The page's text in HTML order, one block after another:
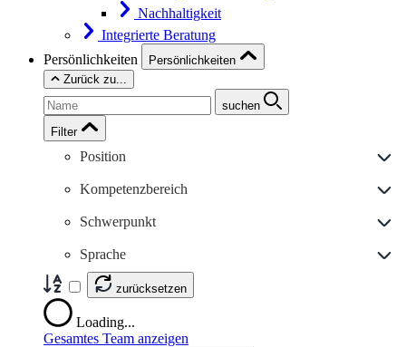
Nachhaltigkeit
Integrierte Beratung
Persönlichkeiten
Persönlichkeiten
Zurück zu...
suchen
Filter
Position
Kompetenzbereich
Schwerpunkt
Sprache
zurücksetzen
Loading...
Gesamtes Team anzeigen